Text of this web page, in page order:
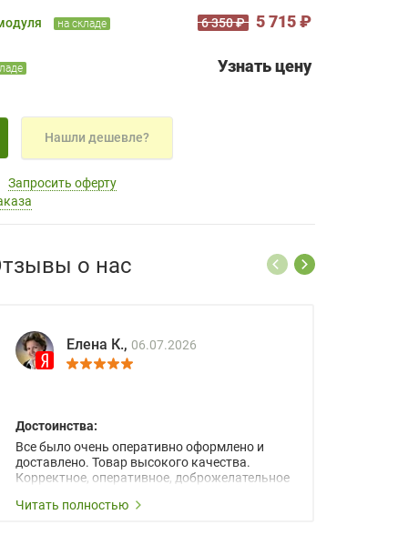
на складе 6 350 ₽ 5 715 ₽
Узнать цену
Нашли дешевле?
Запросить оферту
о нас
Елена К., 06.07.2026
Достоинства:
Все было очень оперативно оформлено и
доставлено. Товар высокого качества.
Корректное, оперативное, доброжелательное
Читать полностью